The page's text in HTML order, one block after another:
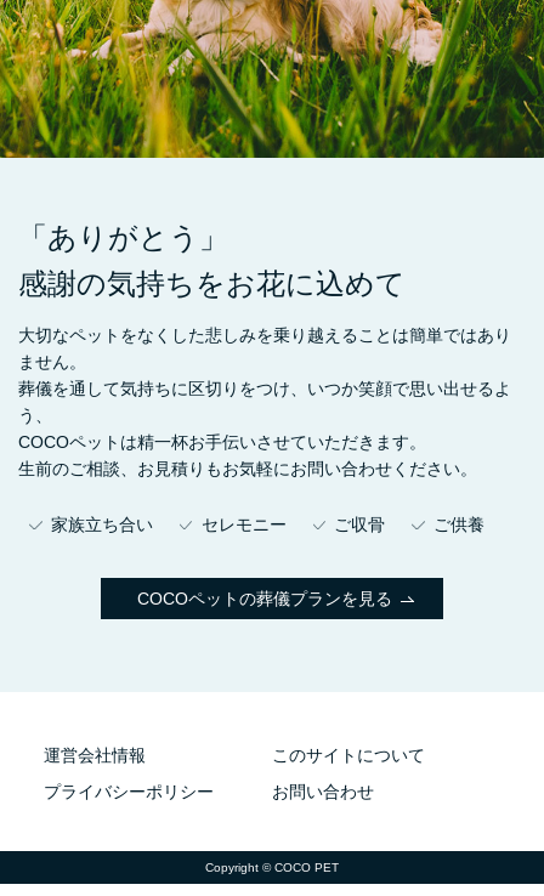
「ありがとう」
感謝の気持ちをお花に込めて
大切なペットをなくした悲しみを乗り越えることは簡単ではあり
ません。
葬儀を通して気持ちに区切りをつけ、いつか笑顔で思い出せるよ
う、
COCOペットは精一杯お手伝いさせていただきます。
生前のご相談、お見積りもお気軽にお問い合わせください。
家族立ち合い セレモニー ご収骨 ご供養
COCOペットの葬儀プランを見る
運営会社情報
このサイトについて
プライバシーポリシー
お問い合わせ
Copyright © COCO PET